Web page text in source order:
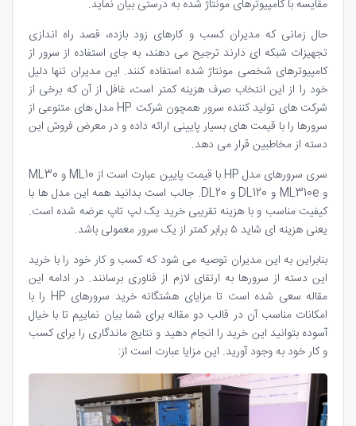
مقایسه با کامپیوترهای مونتاژ شده به درستی بیان نماید.
حال زمانی که مدیران کسب و کارهای زود بازده، قصد راه اندازی
تجهیزات شبکه ای دارند ترجیح می دهند، به جای استفاده از سرور از
کامپیوترهای شخصی مونتاژ شده استفاده کنند. این مدیران تنها دلیل
خود را از این انتخاب صرف هزینه کمتر است، غافل از آن که برخی از
شرکت های تولید کننده سرور همچون شرکت HP مدل های متنوعی از
سرورها را با قیمت های بسیار پایینی ارائه داده و در معرض فروش این
دسته از مخاطبین قرار می دهد.
سری سرورهای مدل HP با قیمت پایین عبارت است از ML10 و ML30
و ML310e و DL120 و DL20. جالب است بدانید همه این مدل ها با
کیفیت مناسب و با هزینه تقریبی خرید یک لپ تاپ عرضه شده است.
یعنی هزینه ای شاید ۵ برابر کمتر از یک سرور معمولی باشد.
بنابراین به این مدیران توصیه می شود که کسب و کار خود را با خرید
این دسته از سرورها به ارتقای لازم از فناوری برسانند. در ادامه این
مقاله سعی شده است تا مزایای هشتگانه خرید سرورهای HP را با
امکانات مناسب آن در قالب دو مقاله برای شما بیان نماییم تا با خیال
آسوده بتوانید این خرید را انجام دهید و نتایج ماندگاری را برای کسب
و کار خود به وجود آورید. این مزایا عبارت است از: